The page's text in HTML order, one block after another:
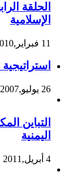
الحلقة
الإسلامية
11 فبراير,2010
26 يوليو,2007
التباين
اليمنية
4 أبريل,2011